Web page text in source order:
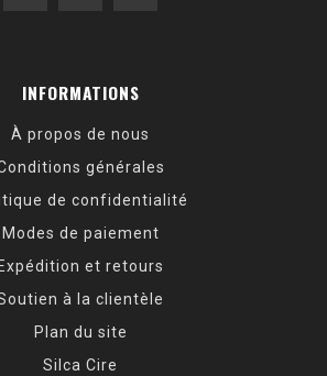
INFORMATIONS
À propos de nous
générales
de confidentialité
Modes de paiement
Expédition et retours
à la clientèle
Plan du site
Silca Cire